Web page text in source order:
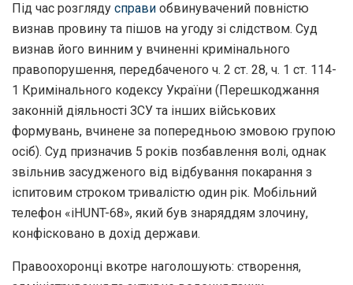
Під час розгляду справи обвинувачений повністю
визнав провину та пішов на угоду зі слідством. Суд
визнав його винним у вчиненні кримінального
правопорушення, передбаченого ч. 2 ст. 28, ч. 1 ст. 114-
1 Кримінального кодексу України (Перешкоджання
законній діяльності ЗСУ та інших військових
формувань, вчинене за попередньою змовою групою
осіб). Суд призначив 5 років позбавлення волі, однак
звільнив засудженого від відбування покарання з
іспитовим строком тривалістю один рік. Мобільний
телефон «iHUNT-68», який був знаряддям злочину,
конфісковано в дохід держави.
Правоохоронці вкотре наголошують: створення,